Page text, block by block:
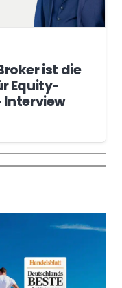
ist die
Equity-
Interview